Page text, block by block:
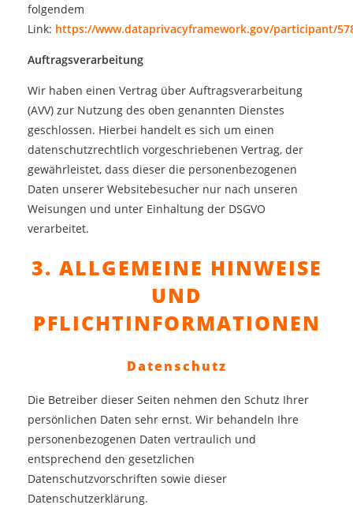
folgendem
Link: https://www.dataprivacyframework.gov/participant/
Auftragsverarbeitung
Wir haben einen Vertrag über Auftragsverarbeitung
(AVV) zur Nutzung des oben genannten Dienstes
geschlossen. Hierbei handelt es sich um einen
datenschutzrechtlich vorgeschriebenen Vertrag, der
gewährleistet, dass dieser die personenbezogenen
Daten unserer Websitebesucher nur nach unseren
Weisungen und unter Einhaltung der DSGVO
verarbeitet.
3. ALLGEMEINE HINWEISE
UND
PFLICHT­INFORMATIONEN
Datenschutz
Die Betreiber dieser Seiten nehmen den Schutz Ihrer
persönlichen Daten sehr ernst. Wir behandeln Ihre
personenbezogenen Daten vertraulich und
entsprechend den gesetzlichen
Datenschutzvorschriften sowie dieser
Datenschutzerklärung.